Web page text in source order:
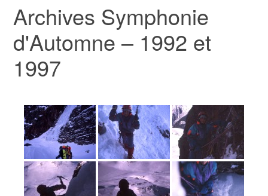
Archives Symphonie
d'Automne – 1992 et
1997